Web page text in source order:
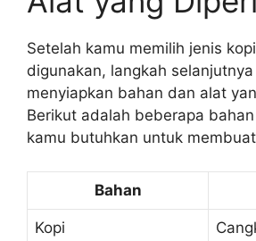
Setelah kamu memilih jenis
digunakan, langkah
menyiapkan bahan dan alat
Berikut adalah beberapa
kamu butuhkan untuk
Bahan
Kopi